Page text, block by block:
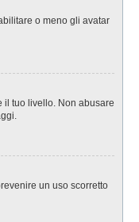
o meno gli avatar
il tuo livello. Non abusare
un uso scorretto